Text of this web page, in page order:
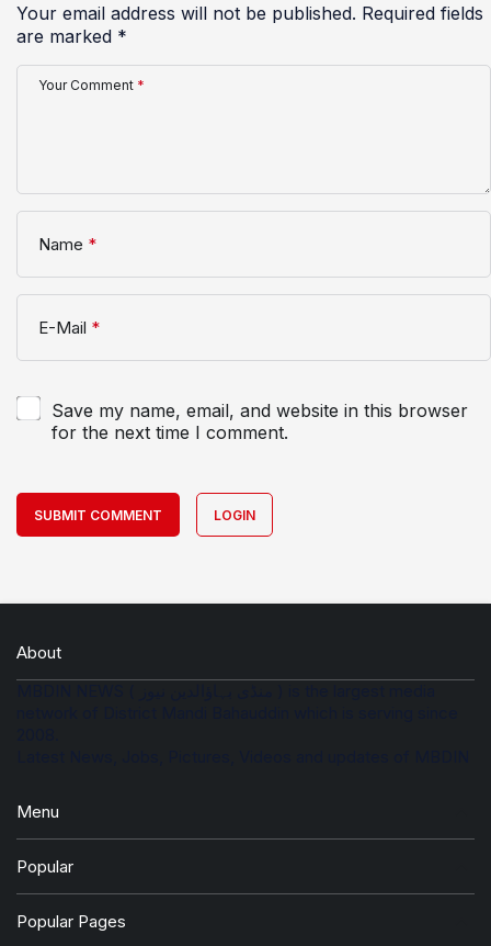
Your email address will not be published. Required fields
are marked *
Your Comment *
Name *
E-Mail *
Save my name, email, and website in this browser
for the next time I comment.
SUBMIT COMMENT LOGIN
About
Menu
Popular
Popular Pages